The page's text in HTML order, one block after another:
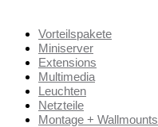
Vorteilspakete
Miniserver
Extensions
Multimedia
Leuchten
Netzteile
Montage + Wallmounts